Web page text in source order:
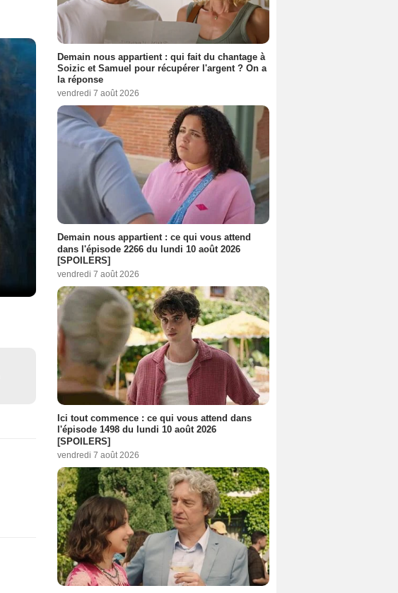
Demain nous appartient : qui fait du chantage à
Soizic et Samuel pour récupérer l'argent ? On a
la réponse
vendredi 7 août 2026
Demain nous appartient : ce qui vous attend
dans l'épisode 2266 du lundi 10 août 2026
[SPOILERS]
vendredi 7 août 2026
Ici tout commence : ce qui vous attend dans
l'épisode 1498 du lundi 10 août 2026
[SPOILERS]
vendredi 7 août 2026